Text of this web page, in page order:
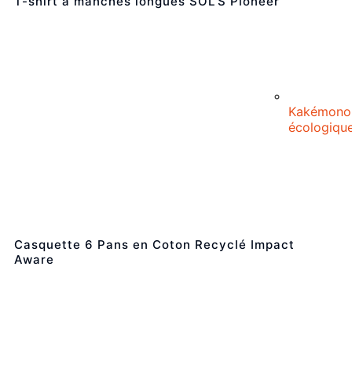
Kakémono
Casquette 6 Pans en Coton Recyclé Impact
Aware